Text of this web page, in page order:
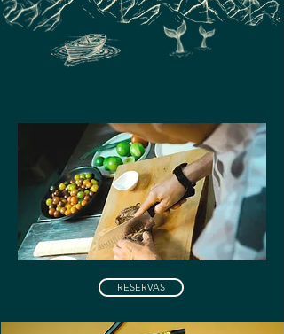
RESERVAS